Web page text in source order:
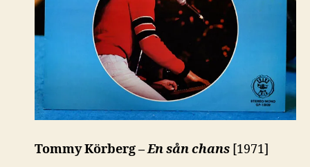
Tommy Körberg –En sån chans [1971]